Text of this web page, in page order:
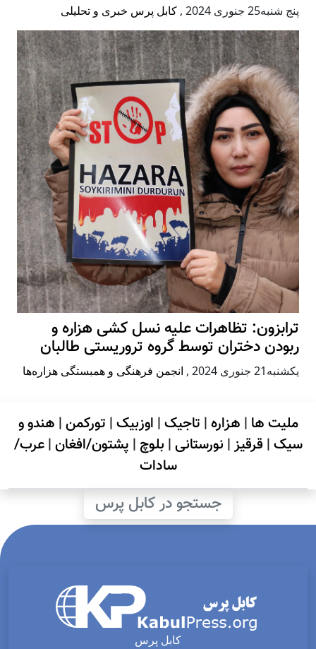
پنج شنبه25 جنوری 2024 , کابل پرس خبری و تحلیلی
ترابزون: تظاهرات علیه نسل کشی هزاره و
ربودن دختران توسط گروه تروریستی طالبان
يكشنبه21 جنوری 2024 , انجمن فرهنگی و همبستگی هزاره‌ها
ملیت ها | هزاره| تاجیک| اوزبیک| تورکمن| هندو و
سیک| قرقیز| نورستانی| بلوچ | پشتون/افغان|عرب/
سادات
جستجو در کابل پرس
کابل پرس